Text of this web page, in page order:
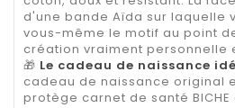
d'une bande Aïda sur laquelle
vous-même le motif au point
création vraiment personnelle
🎁 Le cadeau de naissance
cadeau de naissance original
protège carnet de santé